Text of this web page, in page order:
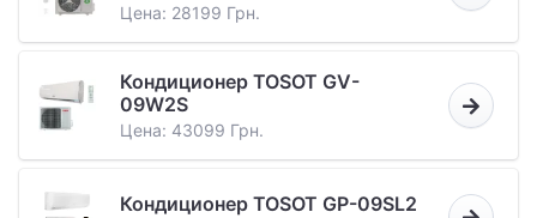
Цена: 28199 Грн.
Кондиционер TOSOT GV-
09W2S
Цена: 43099 Грн.
Кондиционер TOSOT GP-09SL2